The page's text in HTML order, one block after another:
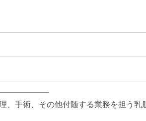
、手術、その他付随する業務を担う乳